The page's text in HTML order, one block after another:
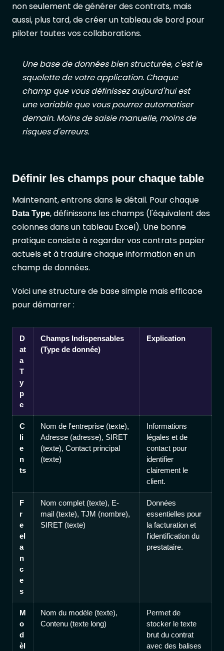
non seulement de générer des contrats, mais
aussi, plus tard, de créer un tableau de bord pour
piloter toutes vos collaborations.
Une base de données bien structurée, c'est le
squelette de votre application. Chaque
champ que vous définissez aujourd'hui est
une variable que vous pourrez automatiser
demain. Moins de saisie manuelle, moins de
risques d'erreurs.
Définir les champs pour chaque table
Maintenant, entrons dans le détail. Pour chaque
Data Type, définissons les champs (l'équivalent des
colonnes dans un tableau Excel). Une bonne
pratique consiste à regarder vos contrats papier
actuels et à traduire chaque information en un
champ de données.
Voici une structure de base simple mais efficace
pour démarrer :
D
at
a
T
y
p
e
Champs Indispensables
(Type de donnée)
Explication
C
li
e
n
ts
Nom de l'entreprise (texte),
Adresse (adresse), SIRET
(texte), Contact principal
(texte)
Informations
légales et de
contact pour
identifier
clairement le
client.
F
r
e
el
a
n
c
e
s
Nom complet (texte), E-
mail (texte), TJM (nombre),
SIRET (texte)
Données
essentielles pour
la facturation et
l'identification du
prestataire.
M
o
d
èl
Nom du modèle (texte),
Contenu (texte long)
Permet de
stocker le texte
brut du contrat
avec des balises